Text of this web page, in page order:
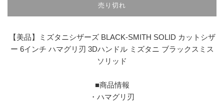
売り切れ
【美品】ミズタニシザーズ BLACK-SMITH SOLID カットシザ
ー 6インチ ハマグリ刃 3Dハンドル ミズタニ ブラックスミス
ソリッド
■商品情報
・ハマグリ刃